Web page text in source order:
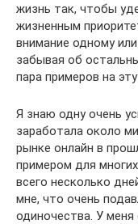
жизнь так, чтобы
жизненным
внимание одному
забывая об
пара примеров на
Я знаю одну очень
заработала около
рынке онлайн в
примером для
всего несколько
мне, что очень
одиночества. У